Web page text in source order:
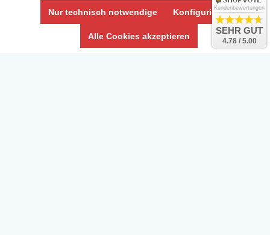
Impressum
Umwelt und Entsorgung
Vertrag widerrufen
Nur technisch notwendige Konfigurieren
Alle Cookies akzeptieren
Kundenbewertungen
SEHR GUT
4.78 / 5.00